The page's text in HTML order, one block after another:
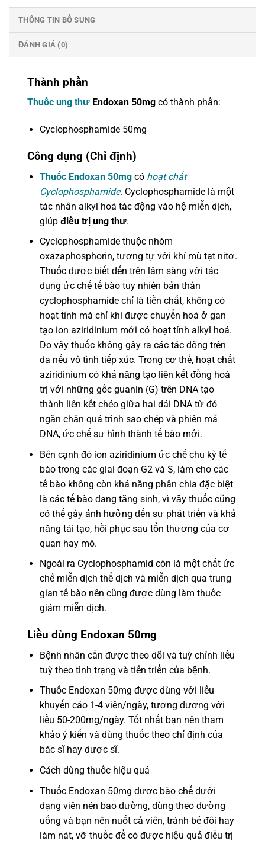
THÔNG TIN BỔ SUNG
ĐÁNH GIÁ (0)
Thành phần
Thuốc ung thư Endoxan 50mg có thành phần:
Cyclophosphamide 50mg
Công dụng (Chỉ định)
Thuốc Endoxan 50mgcó hoạt chất
Cyclophosphamide. Cyclophosphamide là một
tác nhân alkyl hoá tác động vào hệ miễn dịch,
giúp điều trị ung thư.
Cyclophosphamide thuộc nhóm
oxazaphosphorin, tương tự với khí mù tạt nitơ.
Thuốc được biết đến trên lâm sàng với tác
dụng ức chế tế bào tuy nhiên bản thân
cyclophosphamide chỉ là tiền chất, không có
hoạt tính mà chỉ khi được chuyển hoá ở gan
tạo ion aziridinium mới có hoạt tính alkyl hoá.
Do vậy thuốc không gây ra các tác động trên
da nếu vô tình tiếp xúc. Trong cơ thể, hoạt chất
aziridinium có khả năng tạo liên kết đồng hoá
trị với những gốc guanin (G) trên DNA tạo
thành liên kết chéo giữa hai dải DNA từ đó
ngăn chặn quá trình sao chép và phiên mã
DNA, ức chế sự hình thành tế bào mới.
Bên cạnh đó ion aziridinium ức chế chu kỳ tế
bào trong các giai đoạn G2 và S, làm cho các
tế bào không còn khả năng phân chia đặc biệt
là các tế bào đang tăng sinh, vì vậy thuốc cũng
có thể gây ảnh hưởng đến sự phát triển và khả
năng tái tạo, hồi phục sau tổn thương của cơ
quan hay mô.
Ngoài ra Cyclophosphamid còn là một chất ức
chế miễn dịch thể dịch và miễn dịch qua trung
gian tế bào nên cũng được dùng làm thuốc
giảm miễn dịch.
Liều dùng Endoxan 50mg
Bệnh nhân cần được theo dõi và tuỳ chỉnh liều
tuỳ theo tình trạng và tiến triển của bệnh.
Thuốc Endoxan 50mg được dùng với liều
khuyến cáo 1-4 viên/ngày, tương đương với
liều 50-200mg/ngày. Tốt nhất bạn nên tham
khảo ý kiến và dùng thuốc theo chỉ định của
bác sĩ hay dược sĩ.
Cách dùng thuốc hiệu quả
Thuốc Endoxan 50mg được bào chế dưới
dạng viên nén bao đường, dùng theo đường
uống và bạn nên nuốt cả viên, tránh bẻ đôi hay
làm nát, vỡ thuốc để có được hiệu quả điều trị